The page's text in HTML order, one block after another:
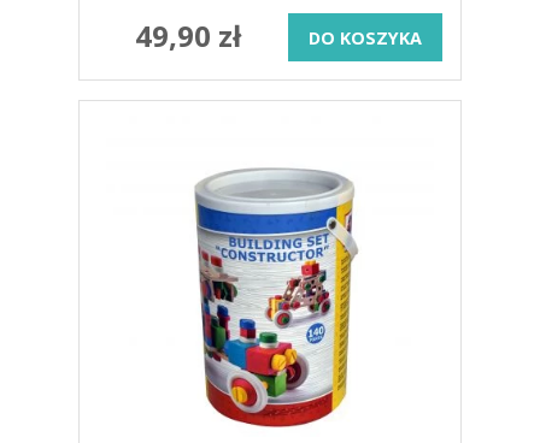
49,90 zł DO KOSZYKA